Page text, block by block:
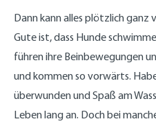
Dann kann alles plötzlich ganz
Gute ist, dass Hunde
führen ihre Beinbewegungen
und kommen so vorwärts.
überwunden und Spaß am
Leben lang an. Doch bei